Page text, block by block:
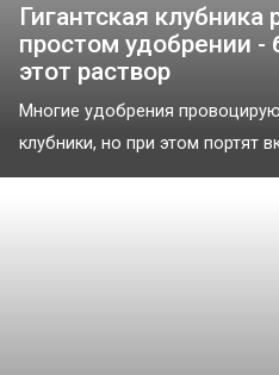
Гигантская клубника
простом удобрении -
этот раствор
Многие удобрения
клубники, но при этом портят